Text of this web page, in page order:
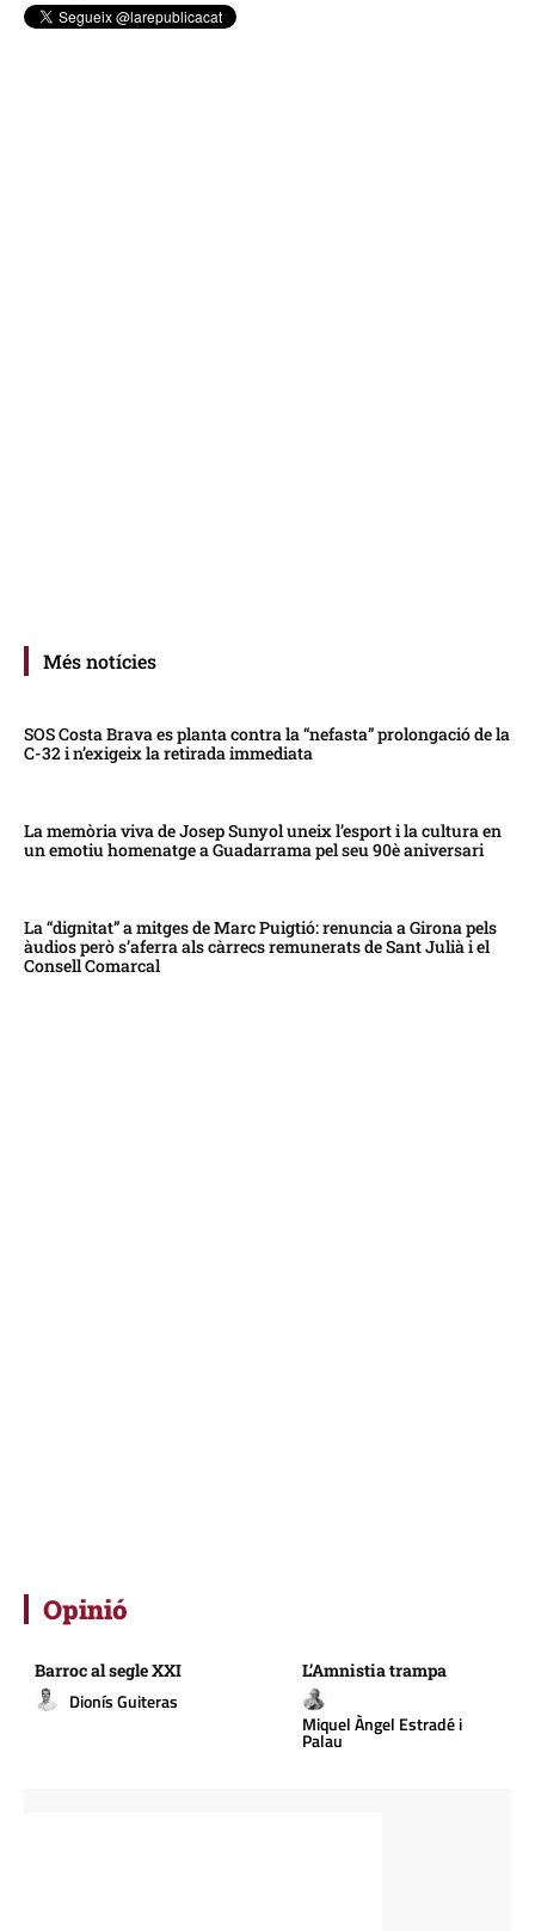
Més notícies
SOS Costa Brava es planta contra la “nefasta” prolongació de la
C-32 i n’exigeix la retirada immediata
La memòria viva de Josep Sunyol uneix l’esport i la cultura en
un emotiu homenatge a Guadarrama pel seu 90è aniversari
La “dignitat” a mitges de Marc Puigtió: renuncia a Girona pels
àudios però s’aferra als càrrecs remunerats de Sant Julià i el
Consell Comarcal
Opinió
Barroc al segle XXI
Dionís Guiteras
L’Amnistia trampa
Miquel Àngel Estradé i
Palau